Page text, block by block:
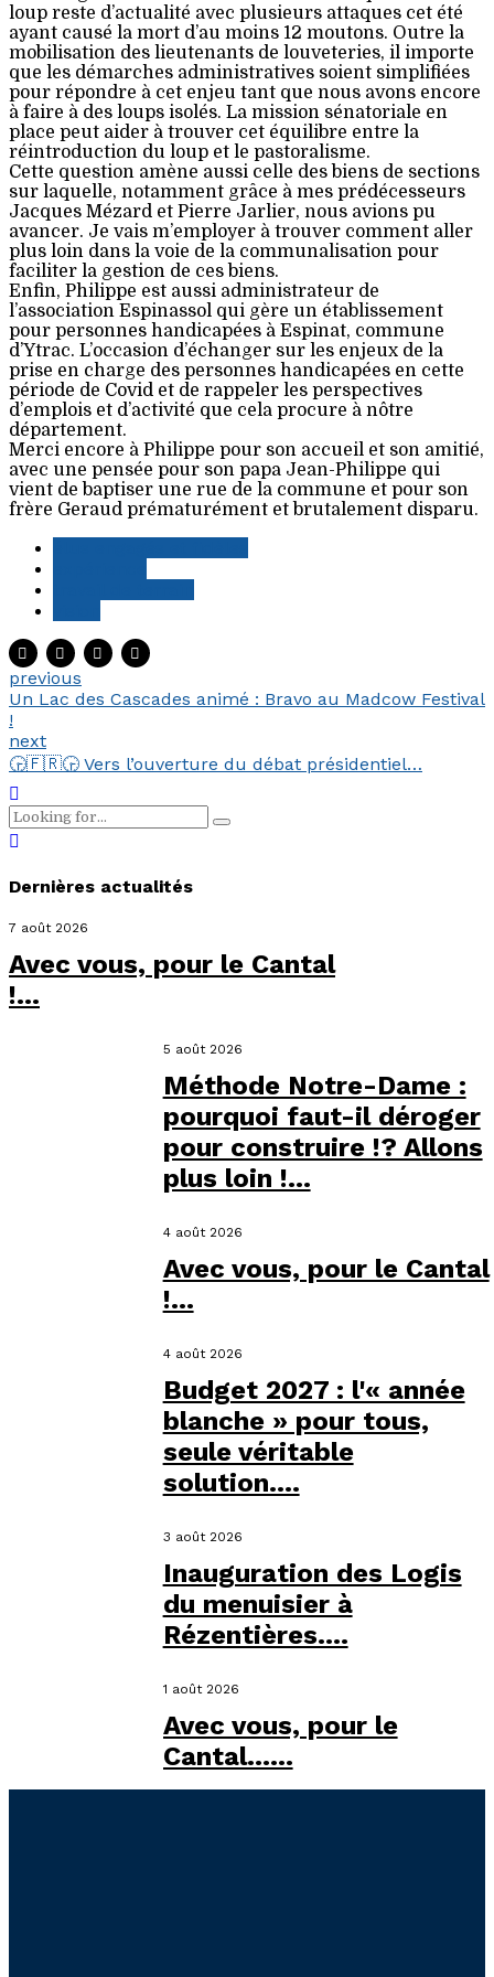
loup reste d’actualité avec plusieurs attaques cet été
ayant causé la mort d’au moins 12 moutons. Outre la
mobilisation des lieutenants de louveteries, il importe
que les démarches administratives soient simplifiées
pour répondre à cet enjeu tant que nous avons encore
à faire à des loups isolés. La mission sénatoriale en
place peut aider à trouver cet équilibre entre la
réintroduction du loup et le pastoralisme.
Cette question amène aussi celle des biens de sections
sur laquelle, notamment grâce à mes prédécesseurs
Jacques Mézard et Pierre Jarlier, nous avions pu
avancer. Je vais m’employer à trouver comment aller
plus loin dans la voie de la communalisation pour
faciliter la gestion de ces biens.
Enfin, Philippe est aussi administrateur de
l’association Espinassol qui gère un établissement
pour personnes handicapées à Espinat, commune
d’Ytrac. L’occasion d’échanger sur les enjeux de la
prise en charge des personnes handicapées en cette
période de Covid et de rappeler les perspectives
d’emplois et d’activité que cela procure à nôtre
département.
Merci encore à Philippe pour son accueil et son amitié,
avec une pensée pour son papa Jean-Philippe qui
vient de baptiser une rue de la commune et pour son
frère Geraud prématurément et brutalement disparu.
previous
Un Lac des Cascades animé : Bravo au Madcow Festival
!
next
🕞🇫🇷🕞 Vers l’ouverture du débat présidentiel…
Dernières actualités
7 août 2026
Avec vous, pour le Cantal
!...
5 août 2026
Méthode Notre-Dame :
pourquoi faut-il déroger
pour construire !? Allons
plus loin !...
4 août 2026
Avec vous, pour le Cantal
!...
4 août 2026
Budget 2027 : l'« année
blanche » pour tous,
seule véritable
solution....
3 août 2026
Inauguration des Logis
du menuisier à
Rézentières....
1 août 2026
Avec vous, pour le
Cantal…...